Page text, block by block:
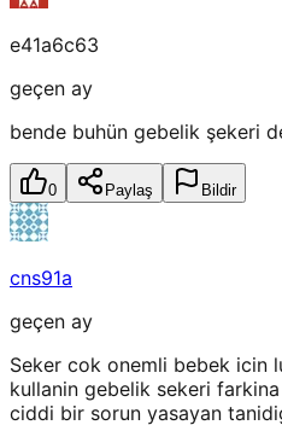
e41a6c63
geçen ay
bende buhün gebelik şekeri
0 Paylaş Bildir
cns91a
geçen ay
Seker cok onemli bebek icin
kullanin gebelik sekeri
ciddi bir sorun yasayan